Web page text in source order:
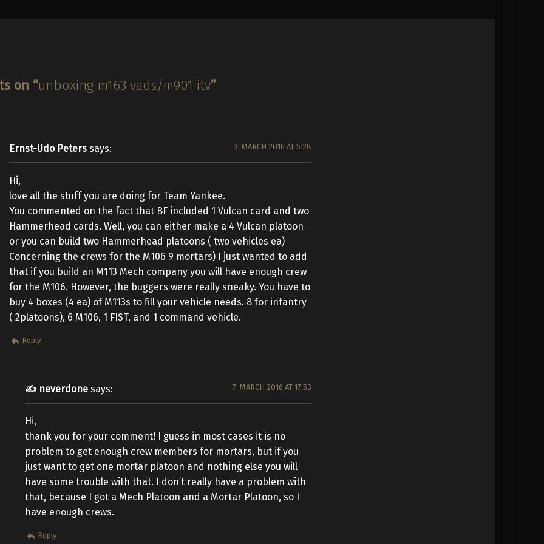
on “unboxing m163 vads/m901 itv”
Ernst-Udo Peters says: 3. MARCH 2016 AT 5:28
Hi,
love all the stuff you are doing for Team Yankee.
You commented on the fact that BF included 1 Vulcan card and two
Hammerhead cards. Well, you can either make a 4 Vulcan platoon
or you can build two Hammerhead platoons ( two vehicles ea)
Concerning the crews for the M106 9 mortars) I just wanted to add
that if you build an M113 Mech company you will have enough crew
for the M106. However, the buggers were really sneaky. You have to
buy 4 boxes (4 ea) of M113s to fill your vehicle needs. 8 for infantry
( 2platoons), 6 M106, 1 FIST, and 1 command vehicle.
Reply
neverdone says: 7. MARCH 2016 AT 17:53
Hi,
thank you for your comment! I guess in most cases it is no
problem to get enough crew members for mortars, but if you
just want to get one mortar platoon and nothing else you will
have some trouble with that. I don’t really have a problem with
that, because I got a Mech Platoon and a Mortar Platoon, so I
have enough crews.
Reply